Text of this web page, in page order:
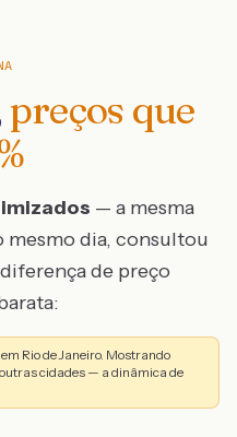
preços que
— a mesma
mesmo dia, consultou
de preço
Rio de Janeiro. Mostrando
cidades — a dinâmica de